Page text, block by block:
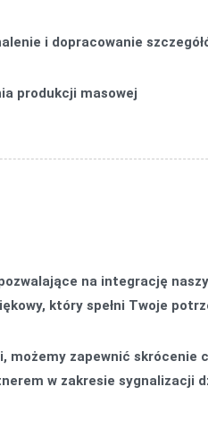
i dopracowanie
produkcji masowej
na integrację
który spełni Twoje
zapewnić skrócenie
w zakresie sygnalizacji